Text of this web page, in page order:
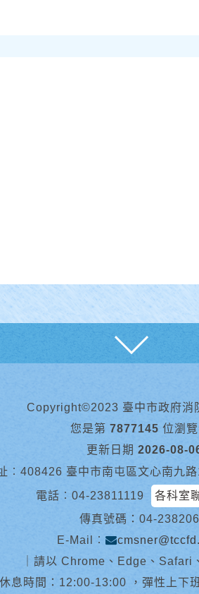
Copyright©2023 臺中市政府消
您是第 7877145 位瀏
更新日期 2026-08-
︰408426 臺中市南屯區文心南九
電話︰ 04-23811119 各科室
傳真號碼：04-
E-Mail︰
請以 Chrome、Edge、Safari
息時間：12:00-13:00 ，彈性上